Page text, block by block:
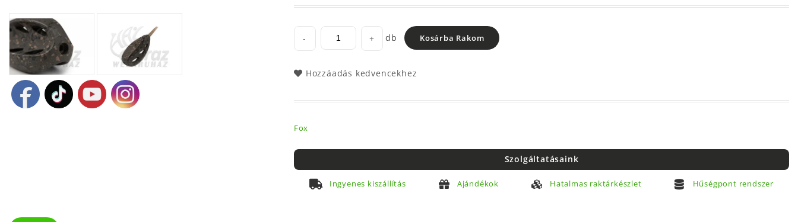
- + db Kosárba Rakom
Hozzáadás kedvencekhez
Fox
Szolgáltatásaink
Ingyenes kiszállítás Ajándékok Hatalmas raktárkészlet Hűségpont rendszer